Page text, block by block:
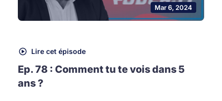
Mar 6, 2024
Lire cet épisode
Ep. 78 : Comment tu te vois dans 5
ans ?